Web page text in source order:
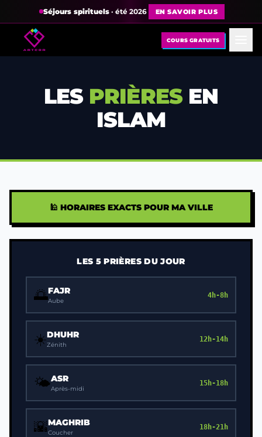
Séjours spirituels· été 2026 EN SAVOIR PLUS
COURS GRATUITS
LES PRIÈRESEN
ISLAM
🕌 HORAIRES EXACTS POUR MA VILLE
LES 5 PRIÈRES DU JOUR
🌅FAJR
Aube
4h-8h
☀️DHUHR
Zénith
12h-14h
🌤️ASR
Après-midi
15h-18h
🌇MAGHRIB
Coucher
18h-21h